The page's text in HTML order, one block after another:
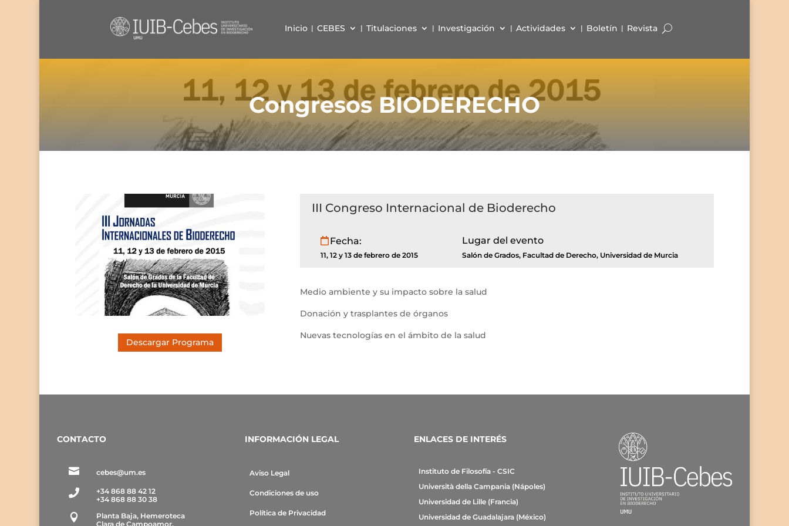
Inicio CEBES Titulaciones Investigación Actividades Boletín Revista
Congresos BIODERECHO
Descargar Programa
III Congreso Internacional de Bioderecho
Fecha:
11, 12 y 13 de febrero de 2015
Lugar del evento
Salón de Grados, Facultad de Derecho, Universidad de Murcia
Medio ambiente y su impacto sobre la salud
Donación y trasplantes de órganos
Nuevas tecnologías en el ámbito de la salud
CONTACTO
 cebes@um.es

+34 868 88 42 12
+34 868 88 30 38

Planta Baja, Hemeroteca
Clara de Campoamor,
INFORMACIÓN LEGAL
Aviso Legal
Condiciones de uso
Política de Privacidad
ENLACES DE INTERÉS
Instituto de Filosofía - CSIC
Università della Campania (Nápoles)
Universidad de Lille (Francia)
Universidad de Guadalajara (México)